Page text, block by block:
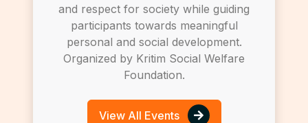
and respect for society while guiding
participants towards meaningful
personal and social development.
Organized by Kritim Social Welfare
Foundation.
View All Events